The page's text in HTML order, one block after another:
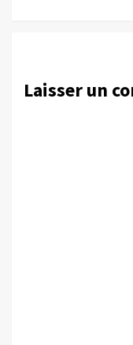
Laisser un